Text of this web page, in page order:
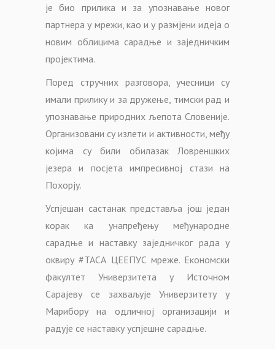
је био прилика и за упознавање новог
партнера у мрежи, као и у размјени идеја о
новим облицима сарадње и заједничким
пројектима.
Поред стручних разговора, учесници су
имали прилику и за дружење, тимски рад и
упознавање природних љепота Словеније.
Организовани су излети и активности, међу
којима су били обилазак Ловреншких
језера и посјета импресивној стази на
Похорју.
Успјешан састанак представља још један
корак ка унапређењу међународне
сарадње и наставку заједничког рада у
оквиру #ТАСА ЦЕЕПУС мреже. Економски
факултет Универзитета у Источном
Сарајеву се захваљује Универзитету у
Марибору на одличној организацији и
радује се наставку успјешне сарадње.